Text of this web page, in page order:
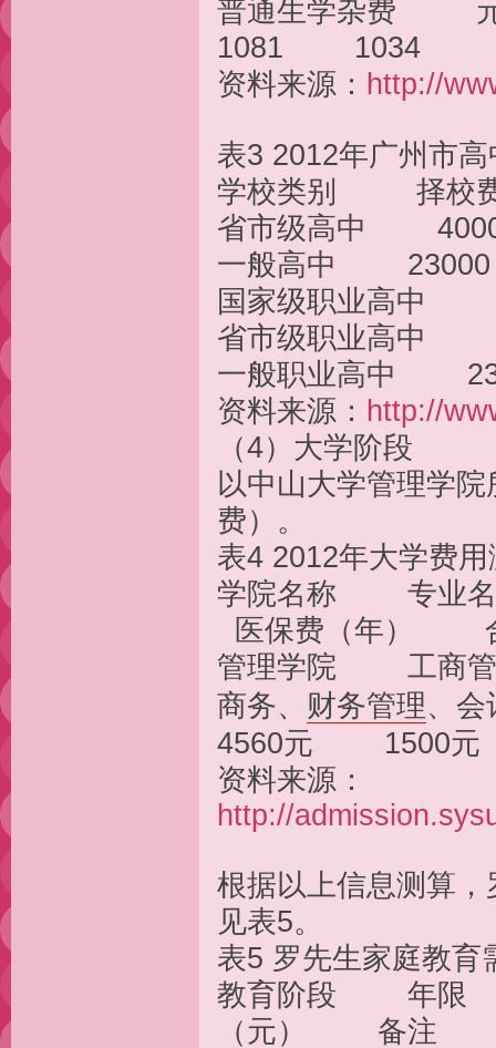
普通生学杂
1081 1034
资料来源： http://
表3 2012年广州
学校类别 择校
省市级高中
一般高中
国家级职业高
省市级职业高
一般职业高中
资料来源： http://
（4）大学阶段
以中山大学管理学
费）。
表4 2012年大学费
学院名称 专业
医保费（年）
管理学院 工商管
商务、 财务管理、
4560元 1500
资料来源：
http://
根据以上信息测算
见表5。
表5 罗先生家庭教育
教育阶段 年限
（元） 备注